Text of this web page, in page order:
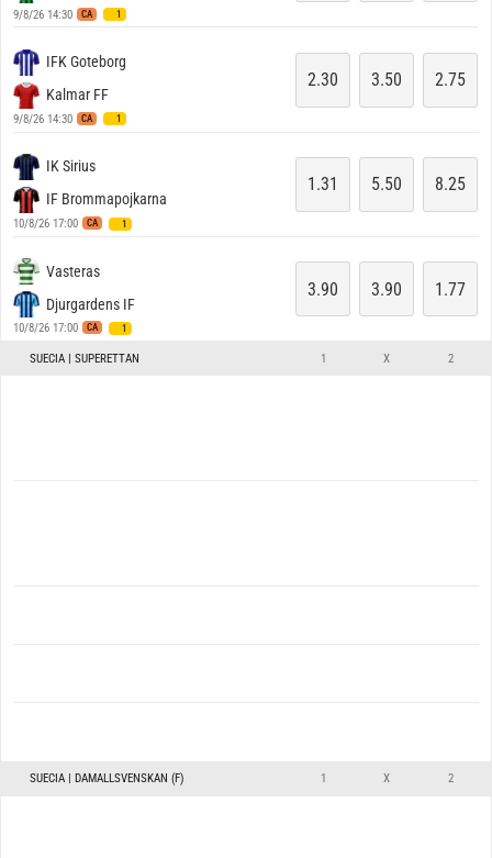
9/8/26 14:30 CA 1
IFK Goteborg
Kalmar FF
9/8/26 14:30 CA 1
2.30 3.50 2.75
IK Sirius
IF Brommapojkarna
10/8/26 17:00 CA 1
1.31 5.50 8.25
Vasteras
Djurgardens IF
10/8/26 17:00 CA 1
3.90 3.90 1.77
SUECIA | SUPERETTAN 1 X 2
SUECIA | DAMALLSVENSKAN (F) 1 X 2